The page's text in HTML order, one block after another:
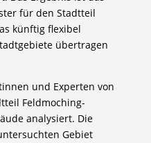
für den Stadtteil
künftig flexibel
übertragen
und Experten von
Feldmoching-
analysiert. Die
Gebiet